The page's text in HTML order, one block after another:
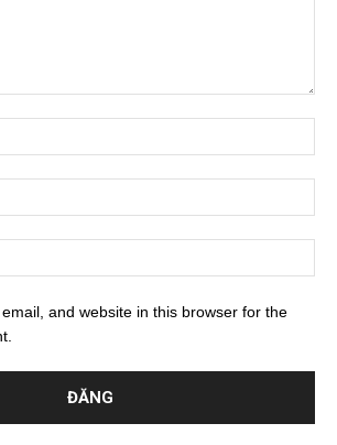
and website in this browser for the